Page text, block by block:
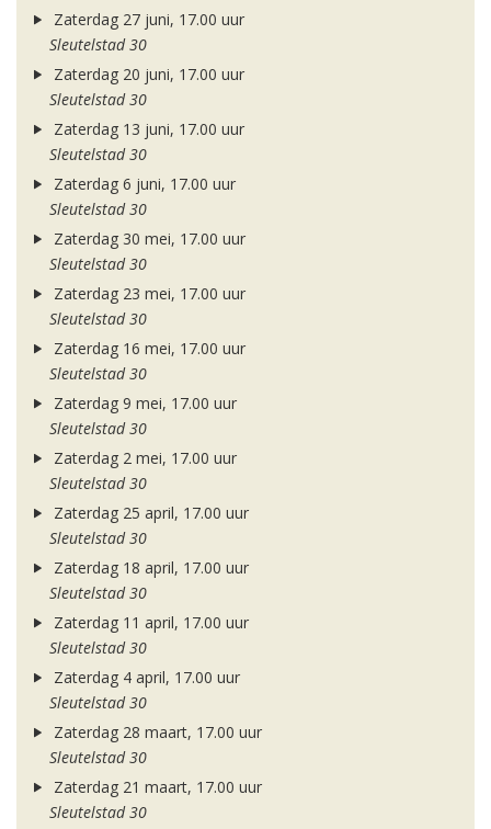
Zaterdag 27 juni, 17.00 uur
Sleutelstad 30
Zaterdag 20 juni, 17.00 uur
Sleutelstad 30
Zaterdag 13 juni, 17.00 uur
Sleutelstad 30
Zaterdag 6 juni, 17.00 uur
Sleutelstad 30
Zaterdag 30 mei, 17.00 uur
Sleutelstad 30
Zaterdag 23 mei, 17.00 uur
Sleutelstad 30
Zaterdag 16 mei, 17.00 uur
Sleutelstad 30
Zaterdag 9 mei, 17.00 uur
Sleutelstad 30
Zaterdag 2 mei, 17.00 uur
Sleutelstad 30
Zaterdag 25 april, 17.00 uur
Sleutelstad 30
Zaterdag 18 april, 17.00 uur
Sleutelstad 30
Zaterdag 11 april, 17.00 uur
Sleutelstad 30
Zaterdag 4 april, 17.00 uur
Sleutelstad 30
Zaterdag 28 maart, 17.00 uur
Sleutelstad 30
Zaterdag 21 maart, 17.00 uur
Sleutelstad 30